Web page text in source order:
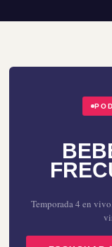
Temporada 4 en